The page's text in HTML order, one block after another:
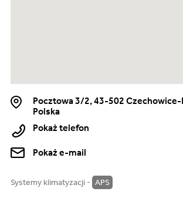
Pocztowa 3/2, 43-502
Polska
Pokaż telefon
Pokaż e-mail
Systemy klimatyzacji - APS